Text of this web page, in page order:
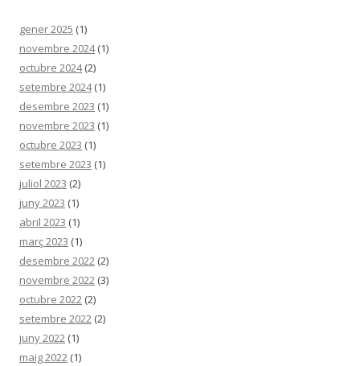
gener 2025 (1)
novembre 2024(1)
octubre 2024(2)
setembre 2024(1)
desembre 2023 (1)
novembre 2023 (1)
octubre 2023 (1)
setembre 2023 (1)
juliol 2023 (2)
juny 2023 (1)
abril 2023 (1)
març 2023 (1)
desembre 2022 (2)
novembre 2022 (3)
octubre 2022 (2)
setembre 2022 (2)
juny 2022 (1)
maig 2022 (1)